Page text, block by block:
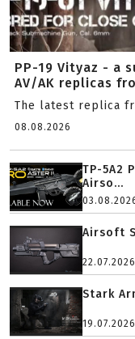
PP-19 Vityaz - a
AV/AK replicas
The latest replica
08.08.2026
TP-5A2
Airso...
Airsoft
22.07.2026
Stark
19.07.2026